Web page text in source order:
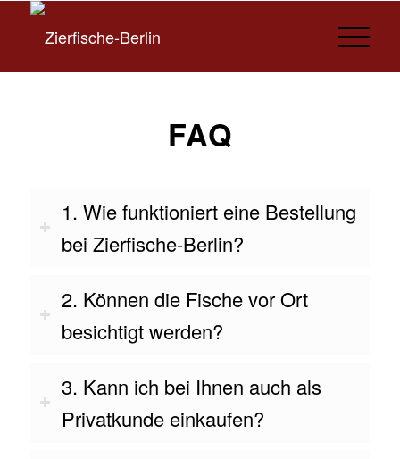
FAQ
1. Wie funktioniert eine Bestellung
bei Zierfische-Berlin?
2. Können die Fische vor Ort
besichtigt werden?
3. Kann ich bei Ihnen auch als
Privatkunde einkaufen?